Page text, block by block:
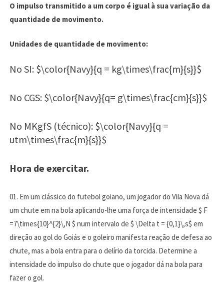
O impulso transmitido a um corpo é igual à sua variação da
quantidade de movimento.
Unidades de quantidade de movimento:
No SI: $\color{Navy}{q = kg\times\frac{m}{s}}$
No CGS: $\color{Navy}{q= g\times\frac{cm}{s}}$
No MKgfS (técnico): $\color{Navy}{q =
utm\times\frac{m}{s}}$
Hora de exercitar.
01. Em um clássico do futebol goiano, um jogador do Vila Nova dá
um chute em na bola aplicando-lhe uma força de intensidade $ F
=7\times{10}^{2}\,N $ num intervalo de $ \Delta t = {0,1}\,s$ em
direção ao gol do Goiás e o goleiro manifesta reação de defesa ao
chute, mas a bola entra para o delírio da torcida. Determine a
intensidade do impulso do chute que o jogador dá na bola para
fazer o gol.